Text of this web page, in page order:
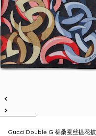
Gucci Double G 棉桑蚕丝提花披